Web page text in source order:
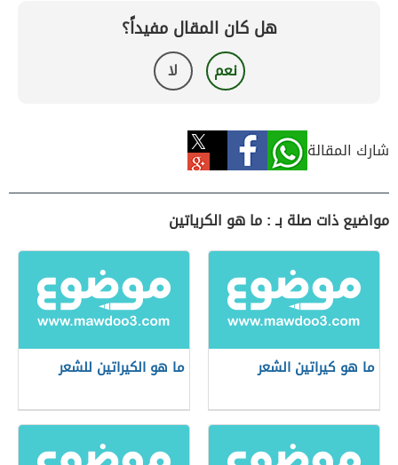
هل كان المقال مفيداً؟
نعم لا
شارك المقالة
مواضيع ذات صلة بـ : ما هو الكرياتين
ما هو كيراتين الشعر ما هو الكيراتين للشعر